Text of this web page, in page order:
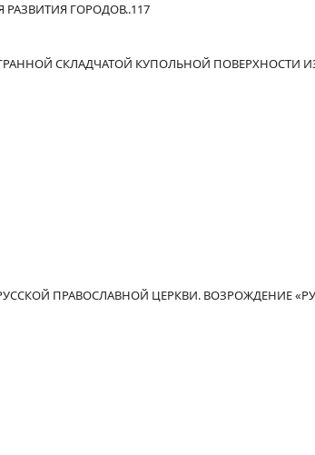
ГОРОДОВ..117
СКЛАДЧАТОЙ КУПОЛЬНОЙ ПОВЕРХНОСТИ
ПРАВОСЛАВНОЙ ЦЕРКВИ. ВОЗРОЖДЕНИЕ